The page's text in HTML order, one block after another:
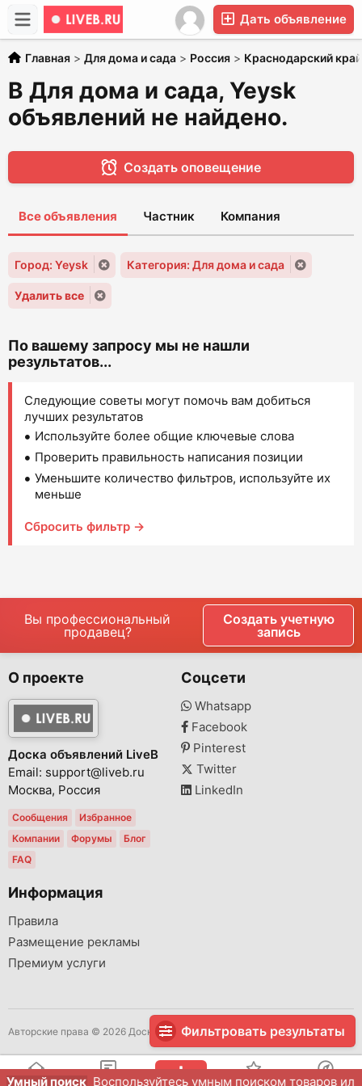
Дать объявление
Главная > Для дома и сада > Россия > Краснодарский край
В Для дома и сада, Yeysk
объявлений не найдено.
Фильтровать результаты
Создать оповещение
Все объявления Частник Компания
Город: Yeysk Категория: Для дома и сада
Удалить все
По вашему запросу мы не нашли
результатов...
Следующие советы могут помочь вам добиться
лучших результатов
Используйте более общие ключевые слова
Проверить правильность написания позиции
Уменьшите количество фильтров, используйте их
меньше
Сбросить фильтр →
Вы профессиональный
продавец?
Создать учетную
запись
О проекте
Доска объявлений LiveB
Email: support@liveb.ru
Москва, Россия
Сообщения
Избранное
Компании
Форумы
Блог
FAQ
Соцсети
Whatsapp
Facebook
Pinterest
Twitter
LinkedIn
Информация
Правила
Размещение рекламы
Премиум услуги
Умный поиск Воспользуйтесь умным поиском товаров
Авторские права © 2026 Доска объявлений LiveB Все права защищены.
Главная Сообщения Избранное Расположение